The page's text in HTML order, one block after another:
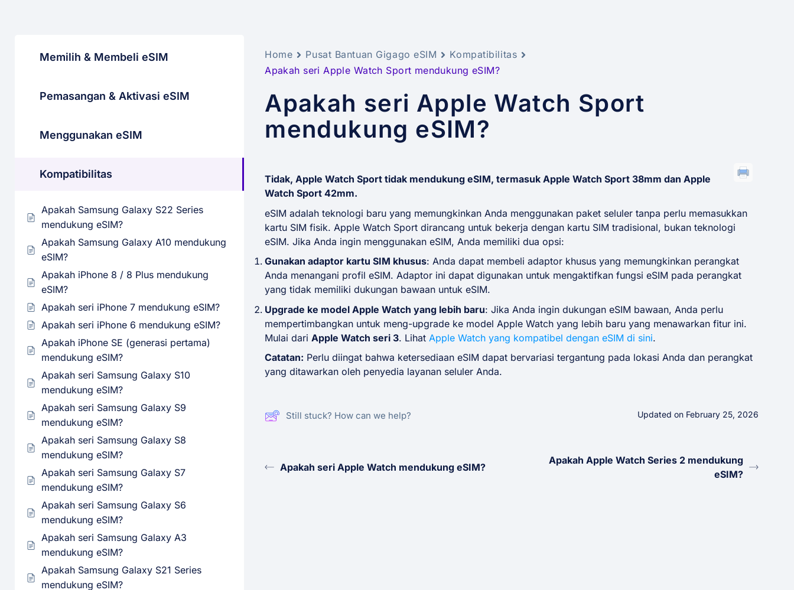
Memilih & Membeli eSIM
Pemasangan & Aktivasi eSIM
Menggunakan eSIM
Kompatibilitas
Apakah Samsung Galaxy S22 Series
mendukung eSIM?
Apakah Samsung Galaxy A10 mendukung
eSIM?
Apakah iPhone 8 / 8 Plus mendukung
eSIM?
Apakah seri iPhone 7 mendukung eSIM?
Apakah seri iPhone 6 mendukung eSIM?
Apakah iPhone SE (generasi pertama)
mendukung eSIM?
Apakah seri Samsung Galaxy S10
mendukung eSIM?
Apakah seri Samsung Galaxy S9
mendukung eSIM?
Apakah seri Samsung Galaxy S8
mendukung eSIM?
Apakah seri Samsung Galaxy S7
mendukung eSIM?
Apakah seri Samsung Galaxy S6
mendukung eSIM?
Apakah seri Samsung Galaxy A3
mendukung eSIM?
Apakah Samsung Galaxy S21 Series
mendukung eSIM?
Home Pusat Bantuan Gigago eSIM
Kompatibilitas
Apakah seri Apple Watch Sport mendukung eSIM?
Apakah seri Apple Watch Sport
mendukung eSIM?
Tidak, Apple Watch Sport tidak mendukung eSIM, termasuk Apple Watch Sport 38mm dan Apple
Watch Sport 42mm.
eSIM adalah teknologi baru yang memungkinkan Anda menggunakan paket seluler tanpa perlu memasukkan
kartu SIM fisik. Apple Watch Sport dirancang untuk bekerja dengan kartu SIM tradisional, bukan teknologi
eSIM. Jika Anda ingin menggunakan eSIM, Anda memiliki dua opsi:
Gunakan adaptor kartu SIM khusus: Anda dapat membeli adaptor khusus yang memungkinkan perangkat
Anda menangani profil eSIM. Adaptor ini dapat digunakan untuk mengaktifkan fungsi eSIM pada perangkat
yang tidak memiliki dukungan bawaan untuk eSIM.
Upgrade ke model Apple Watch yang lebih baru: Jika Anda ingin dukungan eSIM bawaan, Anda perlu
mempertimbangkan untuk meng-upgrade ke model Apple Watch yang lebih baru yang menawarkan fitur ini.
Mulai dariApple Watch seri 3. Lihat Apple Watch yang kompatibel dengan eSIM di sini.
Catatan: Perlu diingat bahwa ketersediaan eSIM dapat bervariasi tergantung pada lokasi Anda dan perangkat
yang ditawarkan oleh penyedia layanan seluler Anda.
Still stuck? How can we help? Updated on February 25, 2026
Apakah seri Apple Watch mendukung eSIM?
Apakah Apple Watch Series 2 mendukung
eSIM?